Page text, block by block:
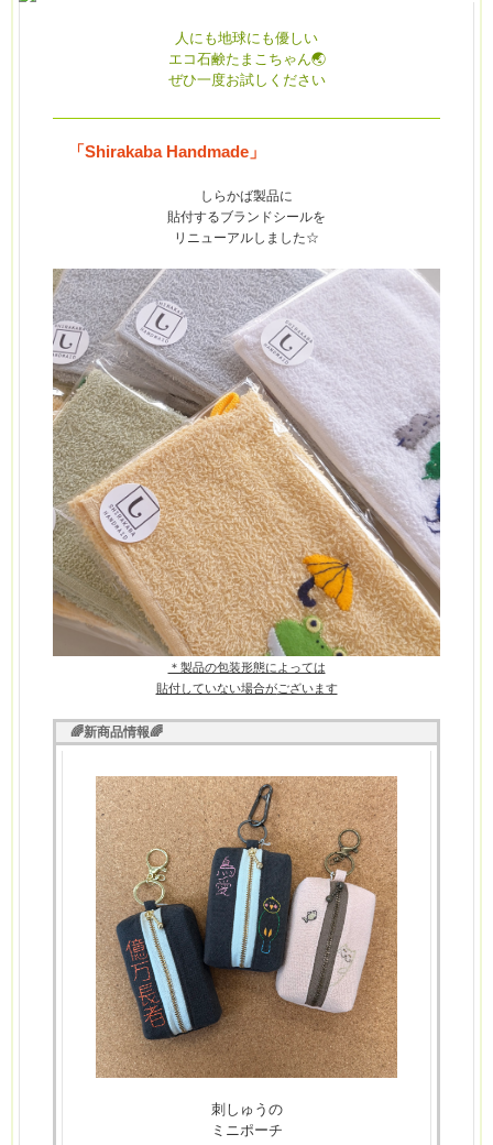
人にも地球にも優しい
エコ石鹸たまこちゃん🌏
ぜひ一度お試しください
「Shirakaba Handmade」
しらかば製品に
貼付するブランドシールを
リニューアルしました☆
＊製品の包装形態によっては
貼付していない場合がございます
🌈新商品情報🌈
刺しゅうの
ミニポーチ